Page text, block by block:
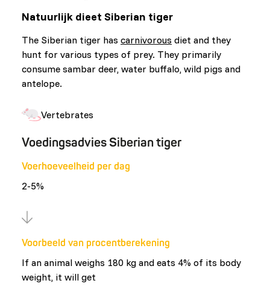
Natuurlijk dieet Siberian tiger
The Siberian tiger has carnivorous diet and they
hunt for various types of prey. They primarily
consume sambar deer, water buffalo, wild pigs and
antelope.
Vertebrates
Voedingsadvies Siberian tiger
Voerhoeveelheid per dag
2-5%
Voorbeeld van procentberekening
If an animal weighs 180 kg and eats 4% of its body
weight, it will get